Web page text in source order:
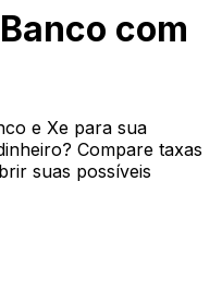
com
e Xe para sua
Compare taxas
suas possíveis